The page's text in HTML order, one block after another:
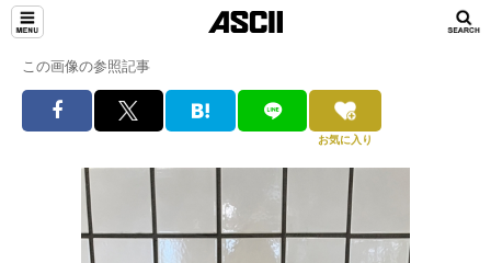
この画像の参照記事
お気に入り